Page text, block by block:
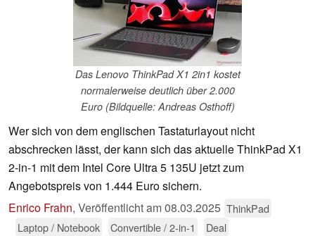
Das Lenovo ThinkPad X1 2in1 kostet
normalerweise deutlich über 2.000
Euro (Bildquelle: Andreas Osthoff)
Wer sich von dem englischen Tastaturlayout nicht
abschrecken lässt, der kann sich das aktuelle ThinkPad X1
2-in-1 mit dem Intel Core Ultra 5 135U jetzt zum
Angebotspreis von 1.444 Euro sichern.
Enrico Frahn, Veröffentlicht am08.03.2025 ThinkPad
Laptop / Notebook
Convertible / 2-in-1 Deal